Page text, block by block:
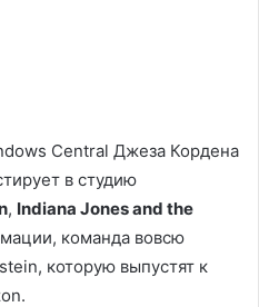
Central Джеза Кордена
в студию
, Indiana Jones and the
команда вовсю
которую выпустят к